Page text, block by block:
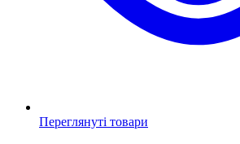
Переглянуті товари